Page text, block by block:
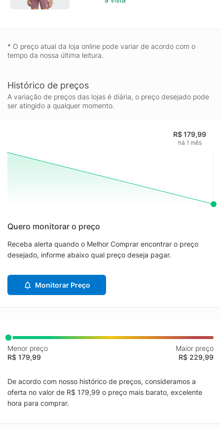
* O preço atual da loja online pode variar de acordo com o
tempo da nossa última leitura.
Histórico de preços
A variação de preços das lojas é diária, o preço desejado pode
ser atingido a qualquer momento.
R$ 179,99
há 1 mês
Quero monitorar o preço
Receba alerta quando o Melhor Comprar encontrar o preço
desejado, informe abaixo qual preço deseja pagar.
Monitorar Preço
Menor preço
R$ 179,99
Maior preço
R$ 229,99
De acordo com nosso histórico de preços, consideramos a
oferta no valor de R$ 179,99 o preço mais barato, excelente
hora para comprar.